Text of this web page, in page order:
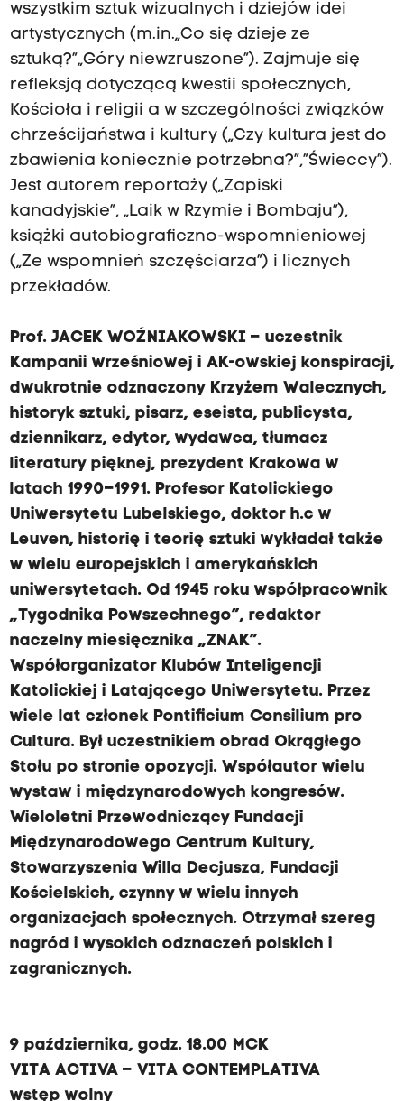
wszystkim sztuk wizualnych i dziejów idei
artystycznych (m.in.„Co się dzieje ze
sztuką?”„Góry niewzruszone”). Zajmuje się
refleksją dotyczącą kwestii społecznych,
Kościoła i religii a w szczególności związków
chrześcijaństwa i kultury („Czy kultura jest do
zbawienia koniecznie potrzebna?”,”Świeccy”).
Jest autorem reportaży („Zapiski
kanadyjskie”, „Laik w Rzymie i Bombaju”),
książki autobiograficzno-wspomnieniowej
(„Ze wspomnień szczęściarza”) i licznych
przekładów.
Prof. JACEK WOŹNIAKOWSKI – uczestnik
Kampanii wrześniowej i AK-owskiej konspiracji,
dwukrotnie odznaczony Krzyżem Walecznych,
historyk sztuki, pisarz, eseista, publicysta,
dziennikarz, edytor, wydawca, tłumacz
literatury pięknej, prezydent Krakowa w
latach 1990–1991. Profesor Katolickiego
Uniwersytetu Lubelskiego, doktor h.c w
Leuven, historię i teorię sztuki wykładał także
w wielu europejskich i amerykańskich
uniwersytetach. Od 1945 roku współpracownik
„Tygodnika Powszechnego”, redaktor
naczelny miesięcznika „ZNAK”.
Współorganizator Klubów Inteligencji
Katolickiej i Latającego Uniwersytetu. Przez
wiele lat członek Pontificium Consilium pro
Cultura. Był uczestnikiem obrad Okrągłego
Stołu po stronie opozycji. Współautor wielu
wystaw i międzynarodowych kongresów.
Wieloletni Przewodniczący Fundacji
Międzynarodowego Centrum Kultury,
Stowarzyszenia Willa Decjusza, Fundacji
Kościelskich, czynny w wielu innych
organizacjach społecznych. Otrzymał szereg
nagród i wysokich odznaczeń polskich i
zagranicznych.
9 października, godz. 18.00 MCK
VITA ACTIVA – VITA CONTEMPLATIVA
wstęp wolny